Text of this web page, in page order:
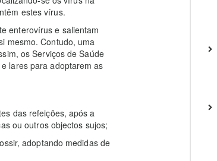
estes vírus.
enterovírus e salientam
mesmo. Contudo, uma
os Serviços de Saúde
lares para adoptarem as
das refeições, após a
ou outros objectos sujos;
adoptando medidas de